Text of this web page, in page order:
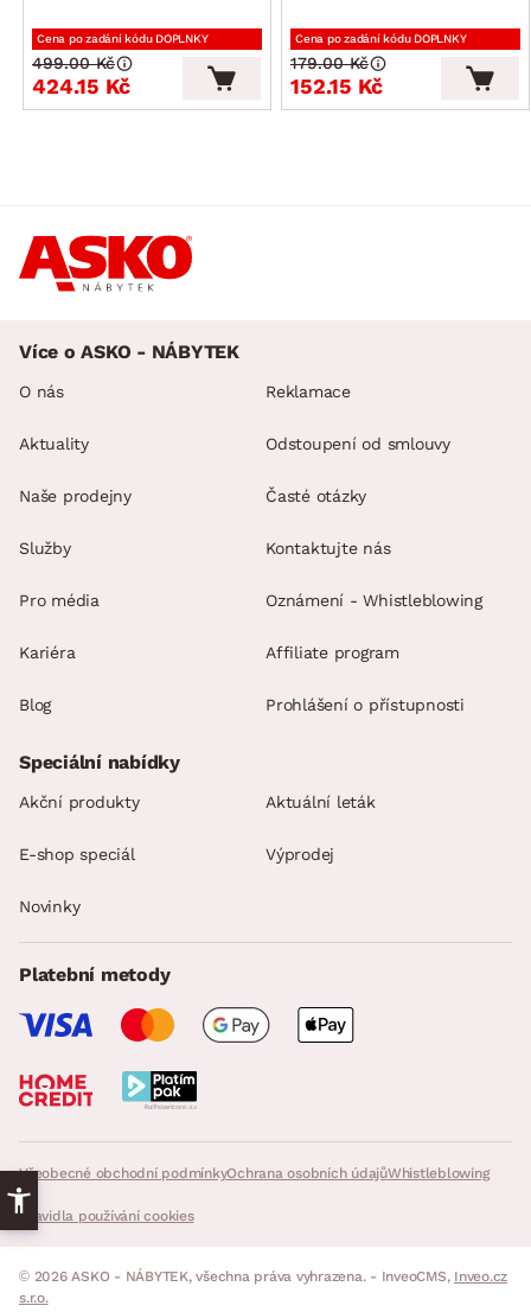
Cena po zadání kódu DOPLNKY
424.15 Kč
499.00 Kč
Cena po zadání kódu DOPLNKY
152.15 Kč
179.00 Kč
Více o ASKO - NÁBYTEK
O nás
Aktuality
Naše prodejny
Služby
Pro média
Kariéra
Blog
Reklamace
Odstoupení od smlouvy
Časté otázky
Kontaktujte nás
Oznámení - Whistleblowing
Affiliate program
Prohlášení o přístupnosti
Všeobecné obchodní podmínkyOchrana osobních údajůWhistleblowing
Pravidla používání cookies
Speciální nabídky
Akční produkty Aktuální leták
E-shop speciál Výprodej
Novinky
Platební metody
© 2026 ASKO - NÁBYTEK, všechna práva vyhrazena. - InveoCMS, Inveo.cz
s.r.o.